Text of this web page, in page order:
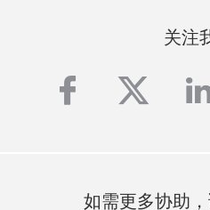
关注
facebook
twitter
如需更多协助